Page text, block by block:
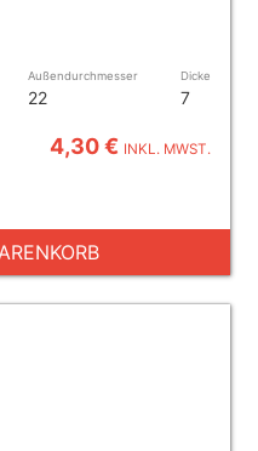
Außendurchmesser
22
Dicke
7
4,30 € INKL. MWST.